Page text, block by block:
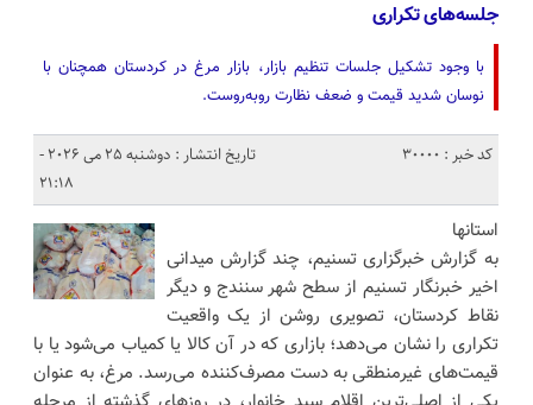
جلسه‌های تکراری
با وجود تشکیل جلسات تنظیم بازار، بازار مرغ در کردستان همچنان با
نوسان شدید قیمت و ضعف نظارت روبه‌روست.
کد خبر : 30000
تاریخ انتشار : دوشنبه 25 می 2026 -
21:18
استانها
به گزارش خبرگزاری تسنیم، چند گزارش میدانی
اخیر خبرنگار تسنیم از سطح شهر سنندج و دیگر
نقاط کردستان، تصویری روشن از یک واقعیت
تکراری را نشان می‌دهد؛ بازاری که در آن کالا یا کمیاب می‌شود یا با
قیمت‌های غیرمنطقی به دست مصرف‌کننده می‌رسد. مرغ، به عنوان